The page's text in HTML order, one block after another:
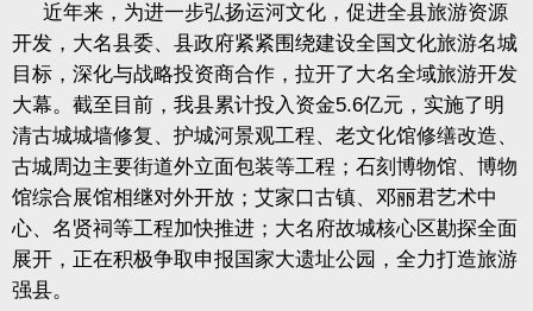
近年来，为进一步弘扬运河文化，促进全县旅游资源
开发，大名县委、县政府紧紧围绕建设全国文化旅游名城
目标，深化与战略投资商合作，拉开了大名全域旅游开发
大幕。截至目前，我县累计投入资金5.6亿元，实施了明
清古城城墙修复、护城河景观工程、老文化馆修缮改造、
古城周边主要街道外立面包装等工程；石刻博物馆、博物
馆综合展馆相继对外开放；艾家口古镇、邓丽君艺术中
心、名贤祠等工程加快推进；大名府故城核心区勘探全面
展开，正在积极争取申报国家大遗址公园，全力打造旅游
强县。